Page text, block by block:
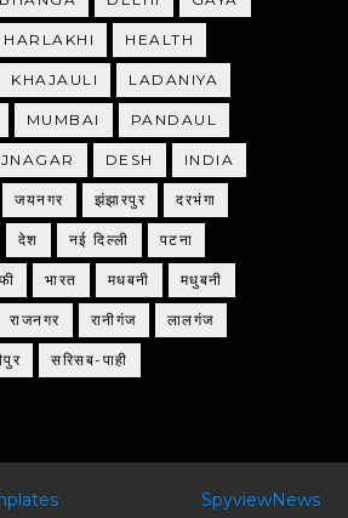
HARLAKHI HEALTH
KHAJAULI LADANIYA
MUMBAI PANDAUL
DESH INDIA
जयनगर झंझारपुर दरभंगा
देश नई दिल्ली पटना
भारत मधबनी मधुबनी
राजनगर रानीगंज लालगंज
सरिसब-पाही
| Distributed By SpyviewNews